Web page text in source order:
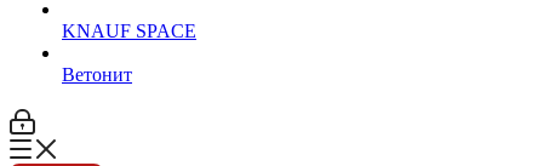
KNAUF SPACE
Ветонит